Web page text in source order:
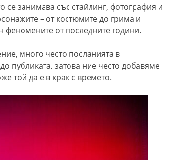
се занимава със стайлинг, фотография и
– от костюмите до грима и
от последните години.
много често посланията в
публиката, затова ние често добавяме
той да е в крак с времето.